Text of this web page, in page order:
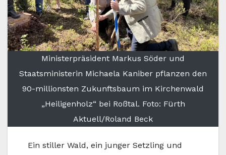
Ministerpräsident Markus Söder und
Staatsministerin Michaela Kaniber pflanzen den
90-millionsten Zukunftsbaum im Kirchenwald
„Heiligenholz“ bei Roßtal. Foto: Fürth
Aktuell/Roland Beck
Ein stiller Wald, ein junger Setzling und